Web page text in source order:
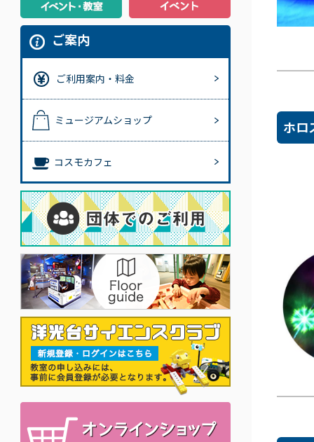
ご案内
ご利用案内・料金
ミュージアムショップ
コスモカフェ
ホロ